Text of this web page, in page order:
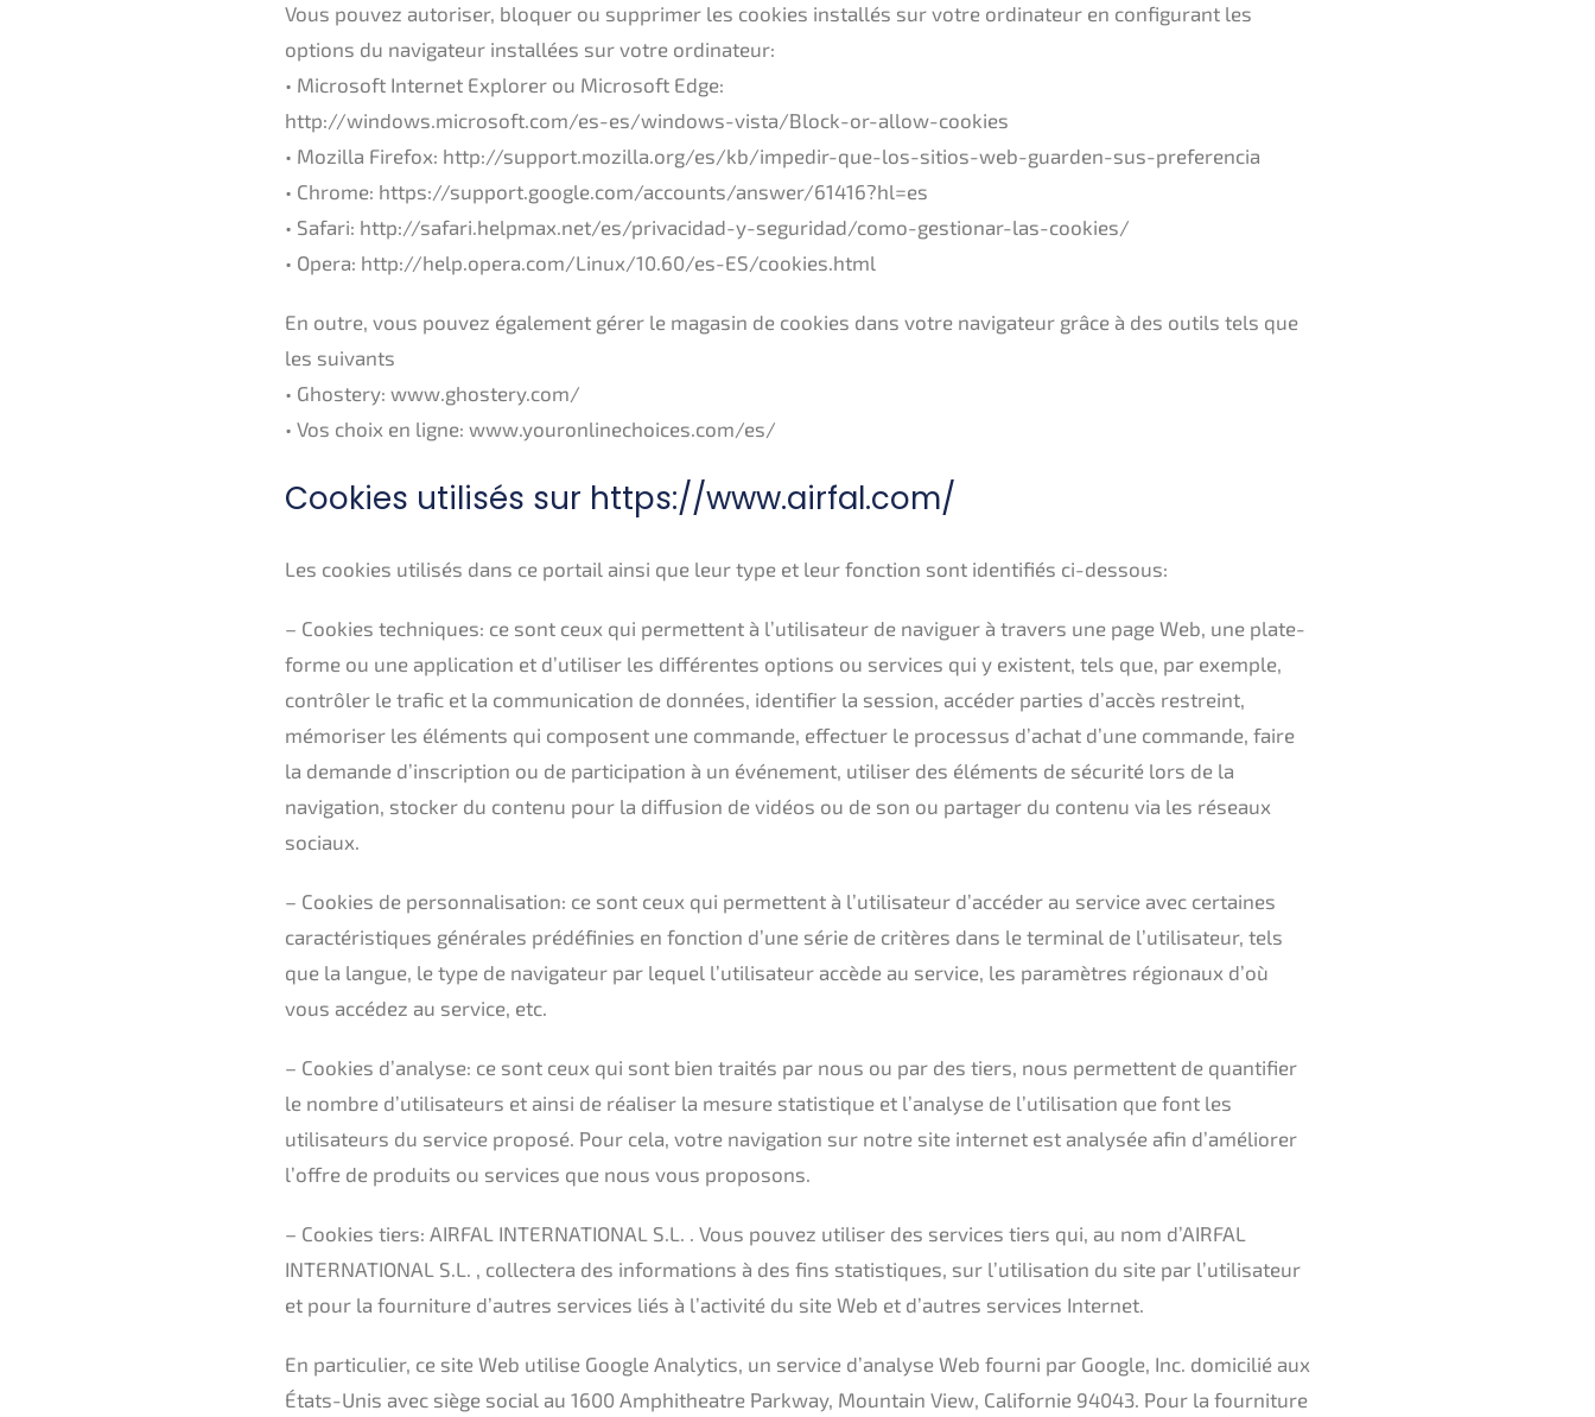
Vous pouvez autoriser, bloquer ou supprimer les cookies installés sur votre ordinateur en configurant les
options du navigateur installées sur votre ordinateur:
• Microsoft Internet Explorer ou Microsoft Edge:
http://windows.microsoft.com/es-es/windows-vista/Block-or-allow-cookies
• Mozilla Firefox: http://support.mozilla.org/es/kb/impedir-que-los-sitios-web-guarden-sus-preferencia
• Chrome: https://support.google.com/accounts/answer/61416?hl=es
• Safari: http://safari.helpmax.net/es/privacidad-y-seguridad/como-gestionar-las-cookies/
• Opera: http://help.opera.com/Linux/10.60/es-ES/cookies.html
En outre, vous pouvez également gérer le magasin de cookies dans votre navigateur grâce à des outils tels que
les suivants
• Ghostery: www.ghostery.com/
• Vos choix en ligne: www.youronlinechoices.com/es/
Cookies utilisés sur https://www.airfal.com/
Les cookies utilisés dans ce portail ainsi que leur type et leur fonction sont identifiés ci-dessous:
– Cookies techniques: ce sont ceux qui permettent à l’utilisateur de naviguer à travers une page Web, une plate-
forme ou une application et d’utiliser les différentes options ou services qui y existent, tels que, par exemple,
contrôler le trafic et la communication de données, identifier la session, accéder parties d’accès restreint,
mémoriser les éléments qui composent une commande, effectuer le processus d’achat d’une commande, faire
la demande d’inscription ou de participation à un événement, utiliser des éléments de sécurité lors de la
navigation, stocker du contenu pour la diffusion de vidéos ou de son ou partager du contenu via les réseaux
sociaux.
– Cookies de personnalisation: ce sont ceux qui permettent à l’utilisateur d’accéder au service avec certaines
caractéristiques générales prédéfinies en fonction d’une série de critères dans le terminal de l’utilisateur, tels
que la langue, le type de navigateur par lequel l’utilisateur accède au service, les paramètres régionaux d’où
vous accédez au service, etc.
– Cookies d’analyse: ce sont ceux qui sont bien traités par nous ou par des tiers, nous permettent de quantifier
le nombre d’utilisateurs et ainsi de réaliser la mesure statistique et l’analyse de l’utilisation que font les
utilisateurs du service proposé. Pour cela, votre navigation sur notre site internet est analysée afin d’améliorer
l’offre de produits ou services que nous vous proposons.
– Cookies tiers: AIRFAL INTERNATIONAL S.L. . Vous pouvez utiliser des services tiers qui, au nom d’AIRFAL
INTERNATIONAL S.L. , collectera des informations à des fins statistiques, sur l’utilisation du site par l’utilisateur
et pour la fourniture d’autres services liés à l’activité du site Web et d’autres services Internet.
En particulier, ce site Web utilise Google Analytics, un service d’analyse Web fourni par Google, Inc. domicilié aux
États-Unis avec siège social au 1600 Amphitheatre Parkway, Mountain View, Californie 94043. Pour la fourniture